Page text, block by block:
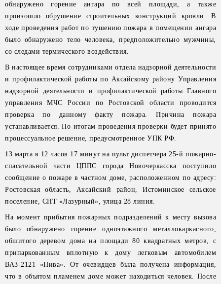
обнаружено горение ангара по всей площади, а также
произошло обрушение строительных конструкций кровли. В
ходе проведения работ по тушению пожара в помещении ангара
было обнаружено тело человека, предположительно мужчины,
со следами термического воздействия.
В настоящее время сотрудниками отдела надзорной деятельности
и профилактической работы по Аксайскому району Управления
надзорной деятельности и профилактической работы Главного
управления МЧС России по Ростовской области проводится
проверка по данному факту пожара. Причина пожара
устанавливается. По итогам проведения проверки будет принято
процессуальное решение, предусмотренное УПК РФ.
13 марта в 12 часов 17 минут на пульт диспетчера 25-й пожарно-
спасательной части ЦППС города Новочеркасска поступило
сообщение о пожаре в частном доме, расположенном по адресу:
Ростовская область, Аксайский район, Истоминское сельское
поселение, СНТ «Лазурный», улица 28 линия.
На момент прибытия пожарных подразделений к месту вызова
было обнаружено горение одноэтажного металлокаркасного,
обшитого деревом дома на площади 80 квадратных метров, с
припаркованным вплотную к дому легковым автомобилем
ВАЗ-2121 «Нива». От очевидцев была получена информация,
что в объятом пламенем доме может находиться человек. После